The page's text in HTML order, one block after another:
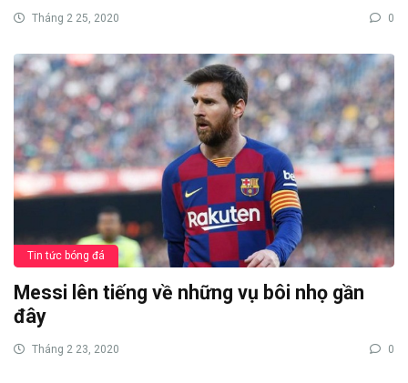
Tháng 2 25, 2020 0
Tin tức bóng đá
Messi lên tiếng về những vụ bôi nhọ gần
đây
Tháng 2 23, 2020 0